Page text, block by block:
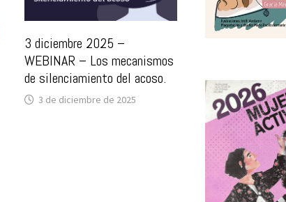
3 diciembre 2025 –
WEBINAR – Los mecanismos
de silenciamiento del acoso.
3 de diciembre de 2025